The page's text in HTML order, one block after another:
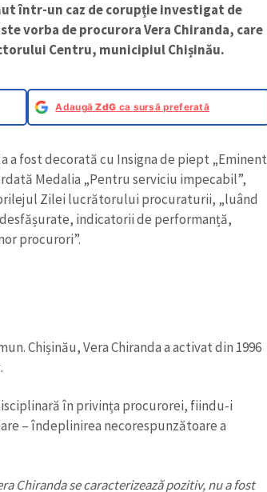
într-un caz de corupție investigat de
vorba de procurora Vera Chiranda, care
Centru, municipiul Chișinău.
AdaugăZdG ca sursă preferată
a fost decorată cu Insigna de piept „Eminent
Medalia „Pentru serviciu impecabil”,
Zilei lucrătorului procuraturii, „luând
indicatorii de performanță,
procurori”.
Chișinău, Vera Chiranda a activat din 1996
în privința procurorei, fiindu-i
– îndeplinirea necorespunzătoare a
Chiranda se caracterizează pozitiv, nu a fost